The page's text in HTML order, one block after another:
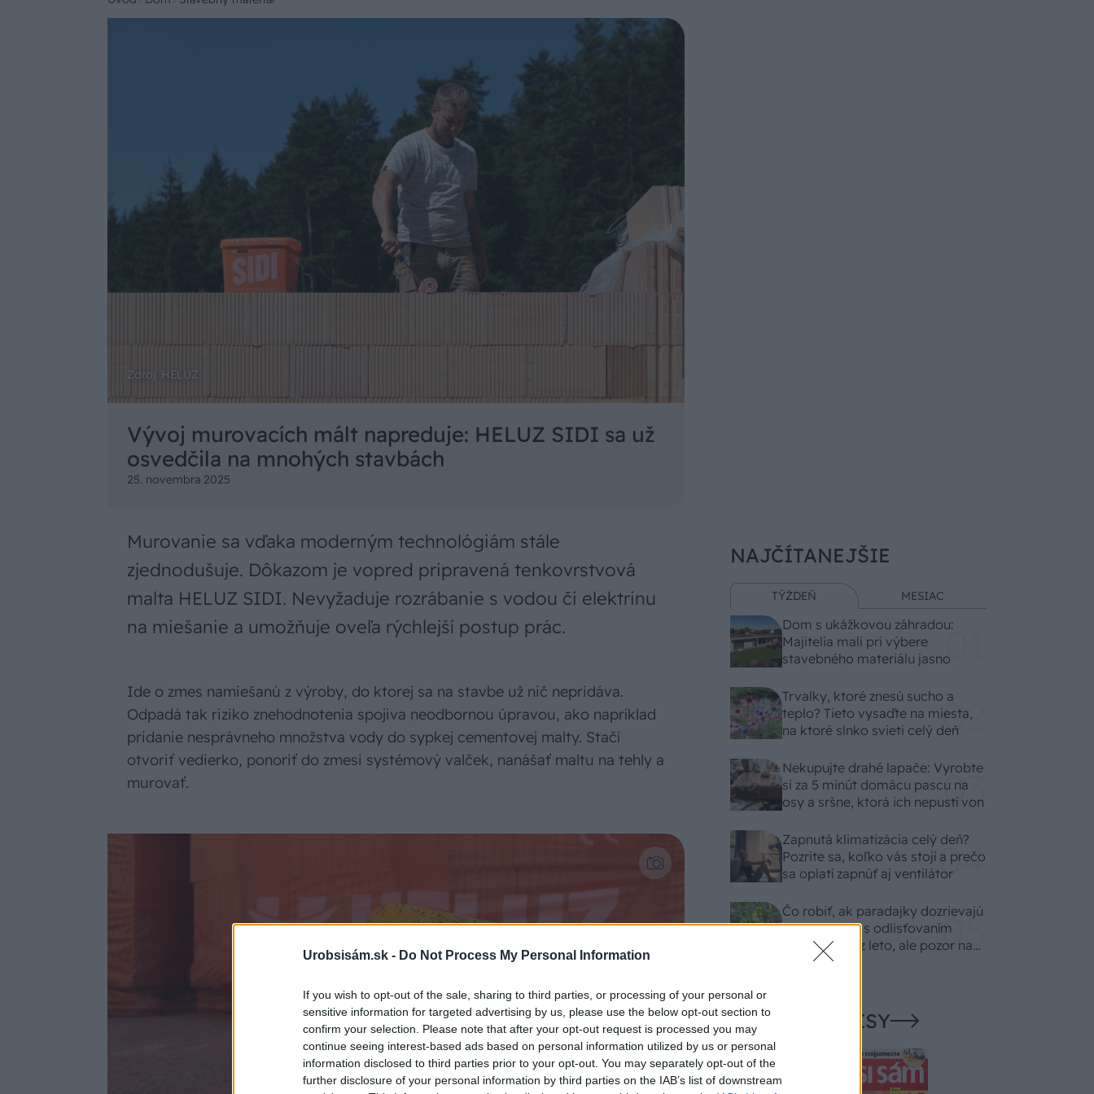
Urobsisám.sk - Do Not Process My Personal Information
If you wish to opt-out of the sale, sharing to third parties, or processing of your personal or
sensitive information for targeted advertising by us, please use the below opt-out section to
confirm your selection. Please note that after your opt-out request is processed you may
continue seeing interest-based ads based on personal information utilized by us or personal
information disclosed to third parties prior to your opt-out. You may separately opt-out of the
further disclosure of your personal information by third parties on the IAB’s list of downstream
Zdroj: HELUZ
Vývoj murovacích mált napreduje: HELUZ SIDI sa už
osvedčila na mnohých stavbách
25. novembra 2025
Murovanie sa vďaka moderným technológiám stále
zjednodušuje. Dôkazom je vopred pripravená tenkovrstvová
malta HELUZ SIDI. Nevyžaduje rozrábanie s vodou či elektrinu
na miešanie a umožňuje oveľa rýchlejší postup prác.
Ide o zmes namiešanú z výroby, do ktorej sa na stavbe už nič nepridáva.
Odpadá tak riziko znehodnotenia spojiva neodbornou úpravou, ako napríklad
pridanie nesprávneho množstva vody do sypkej cementovej malty. Stačí
otvoriť vedierko, ponoriť do zmesi systémový valček, nanášať maltu na tehly a
murovať.
NAJČÍTANEJŠIE
TÝŽDEŇ MESIAC
Dom s ukážkovou záhradou:
Majitelia mali pri výbere
stavebného materiálu jasno
Trvalky, ktoré znesú sucho a
teplo? Tieto vysaďte na miesta,
na ktoré slnko svieti celý deň
Nekupujte drahé lapače: Vyrobte
si za 5 minút domácu pascu na
osy a sršne, ktorá ich nepustí von
Zapnutá klimatizácia celý deň?
Pozrite sa, koľko vás stojí a prečo
sa oplatí zapnúť aj ventilátor
Čo robiť, ak paradajky dozrievajú
pomaly? Trik s odlisťovaním
funguje aj cez leto, ale pozor na
chyby
NAŠE ČASOPISY